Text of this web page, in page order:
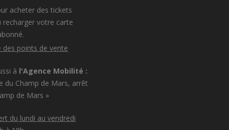
acheter des tickets
recharger votre carte
des points de vente
à l'Agence Mobilité :
du Champ de Mars, arrêt
de Mars »
du lundi au vendredi